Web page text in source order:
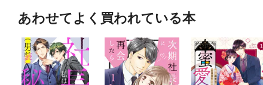
あわせてよく買われている本